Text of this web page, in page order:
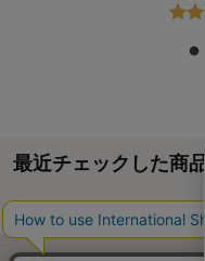
最近チェックした商品